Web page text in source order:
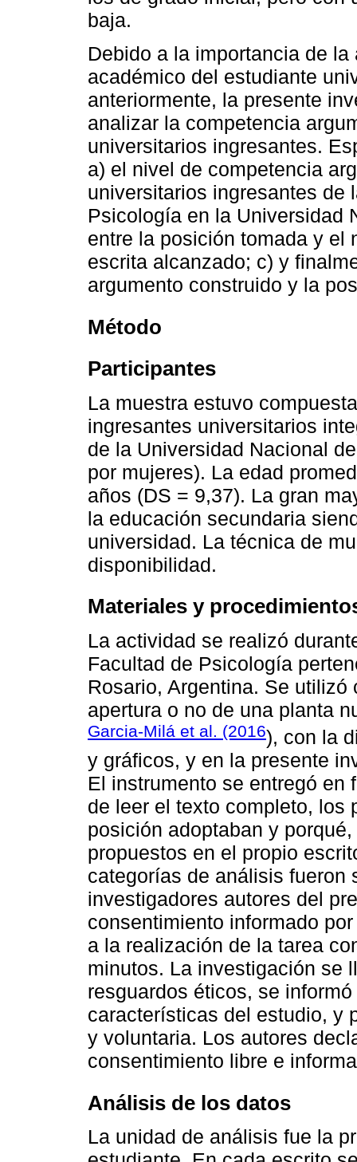
baja.
Debido a la importancia de
académico del estudiante
anteriormente, la presente
analizar la competencia
universitarios ingresantes.
a) el nivel de competencia
universitarios ingresantes de
Psicología en la Universidad
entre la posición tomada y el
escrita alcanzado; c) y
argumento construido y la
Método
Participantes
La muestra estuvo
ingresantes universitarios
de la Universidad Nacional
por mujeres). La edad
años (DS = 9,37). La gran
la educación secundaria
universidad. La técnica de
disponibilidad.
Materiales y
La actividad se realizó
Facultad de Psicología
Rosario, Argentina. Se
apertura o no de una planta
Garcia-Milá et al. (2016), con la
y gráficos, y en la presente
El instrumento se entregó
de leer el texto completo, los
posición adoptaban y
propuestos en el propio
categorías de análisis fueron
investigadores autores del
consentimiento informado
a la realización de la tarea
minutos. La investigación se
resguardos éticos, se
características del estudio, y
y voluntaria. Los autores
consentimiento libre e
Análisis de los datos
La unidad de análisis fue la